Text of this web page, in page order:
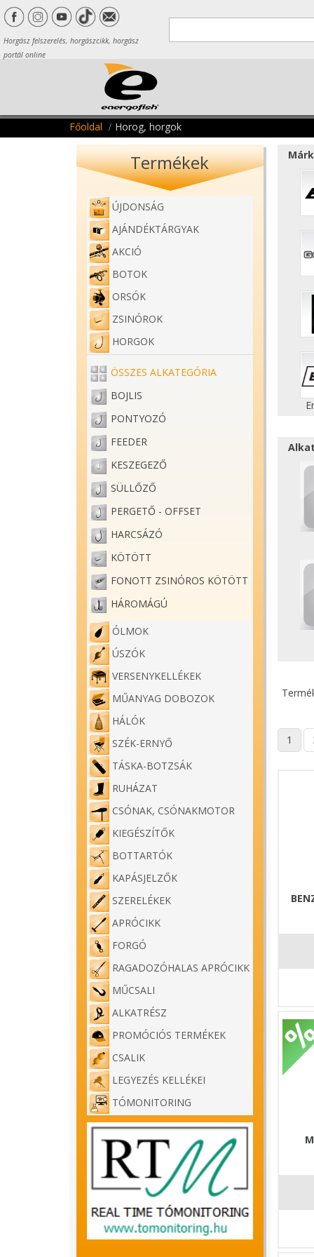
Horgász felszerelés, horgászcikk, horgász
portál online
Főoldal Horog, horgok
Termékek
ÚJDONSÁG
AJÁNDÉKTÁRGYAK
AKCIÓ
BOTOK
ORSÓK
ZSINÓROK
HORGOK
ÖSSZES ALKATEGÓRIA
BOJLIS
PONTYOZÓ
FEEDER
KESZEGEZŐ
SÜLLŐZŐ
PERGETŐ - OFFSET
HARCSÁZÓ
KÖTÖTT
FONOTT ZSINÓROS KÖTÖTT
HÁROMÁGÚ
ÓLMOK
ÚSZÓK
VERSENYKELLÉKEK
MŰANYAG DOBOZOK
HÁLÓK
SZÉK-ERNYŐ
TÁSKA-BOTZSÁK
RUHÁZAT
CSÓNAK, CSÓNAKMOTOR
KIEGÉSZÍTŐK
BOTTARTÓK
KAPÁSJELZŐK
SZERELÉKEK
APRÓCIKK
FORGÓ
RAGADOZÓHALAS APRÓCIKK
MŰCSALI
ALKATRÉSZ
PROMÓCIÓS TERMÉKEK
CSALIK
LEGYEZÉS KELLÉKEI
TÓMONITORING
1